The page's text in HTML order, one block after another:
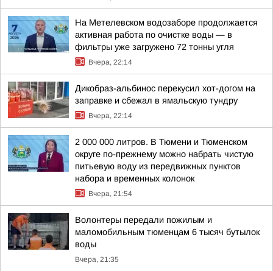
На Метелевском водозаборе продолжается
активная работа по очистке воды — в
фильтры уже загружено 72 тонны угля
Вчера, 22:14
Дикобраз-альбинос перекусил хот-догом на
заправке и сбежал в ямальскую тундру
Вчера, 22:14
2 000 000 литров. В Тюмени и Тюменском
округе по-прежнему можно набрать чистую
питьевую воду из передвижных пунктов
набора и временных колонок
Вчера, 21:54
Волонтеры передали пожилым и
маломобильным тюменцам 6 тысяч бутылок
воды
Вчера, 21:35